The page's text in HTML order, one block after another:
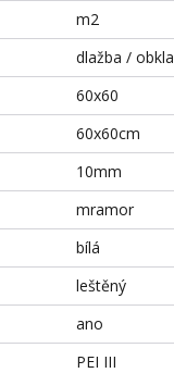
m2
dlažba /
60x60
60x60cm
10mm
mramor
bílá
leštěný
ano
PEI III